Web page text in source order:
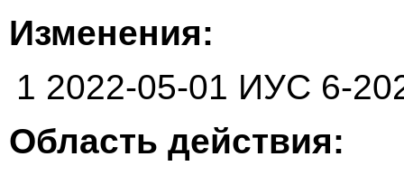
Изменения:
1 2022-05-01 ИУС 6-
Область действия: